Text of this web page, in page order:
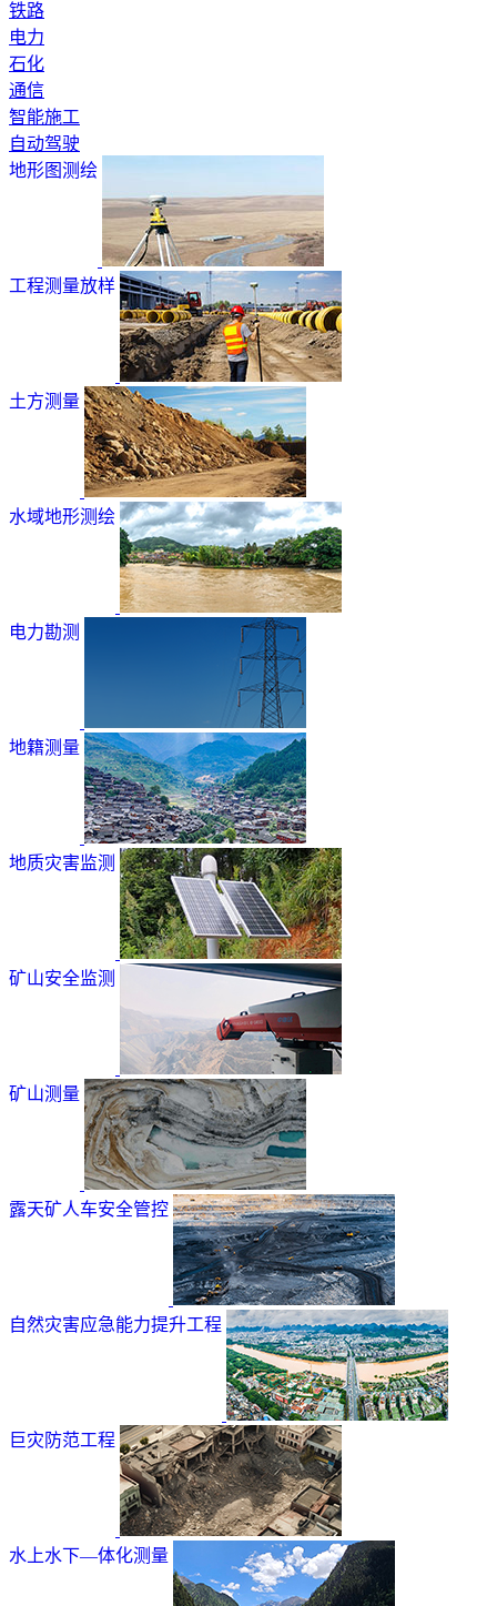
铁路
电力
石化
通信
智能施工
自动驾驶
地形图测绘
工程测量放样
土方测量
水域地形测绘
电力勘测
地籍测量
地质灾害监测
矿山安全监测
矿山测量
露天矿人车安全管控
自然灾害应急能力提升工程
巨灾防范工程
水上水下—体化测量